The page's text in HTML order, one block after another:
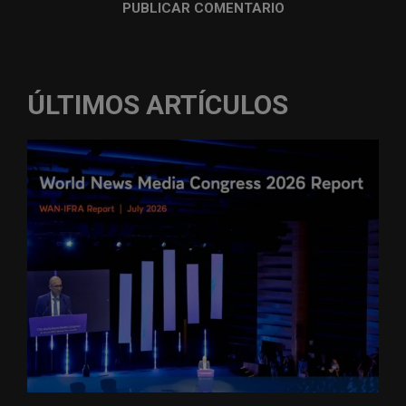
ÚLTIMOS ARTÍCULOS